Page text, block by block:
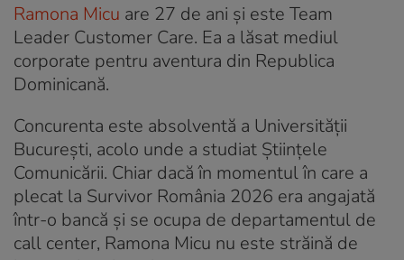
Ramona Micu are 27 de ani și este Team
Leader Customer Care. Ea a lăsat mediul
corporate pentru aventura din Republica
Dominicană.
Concurenta este absolventă a Universității
București, acolo unde a studiat Științele
Comunicării. Chiar dacă în momentul în care a
plecat la Survivor România 2026 era angajată
într-o bancă și se ocupa de departamentul de
call center, Ramona Micu nu este străină de